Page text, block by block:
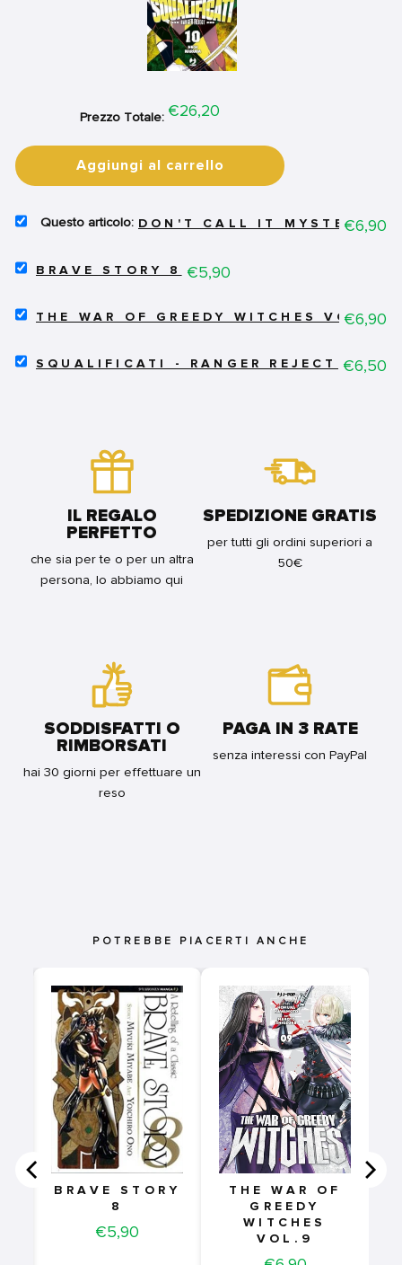
Prezzo Totale: Price
€26,20
Aggiungi al carrello
SELECT
IT
MYSTERY
NAKARE
DON'T CALL IT MYSTERY -
Price
€6,90
SELECT
8
BRAVE STORY 8 Price
€5,90
SELECT
OF
THE WAR OF GREEDY WITCHES VOL.9
Price
€6,90
SELECT
SQUALIFICATI - RANGER REJECT Price
€6,50
IL REGALO
PERFETTO
che sia per te o per un altra
persona, lo abbiamo qui
SPEDIZIONE GRATIS
per tutti gli ordini superiori a
50€
SODDISFATTI O
RIMBORSATI
hai 30 giorni per effettuare un
reso
PAGA IN 3 RATE
senza interessi con PayPal
POTREBBE PIACERTI ANCHE
BRAVE STORY
8
Price
€5,90
THE WAR OF
GREEDY
WITCHES
VOL.9